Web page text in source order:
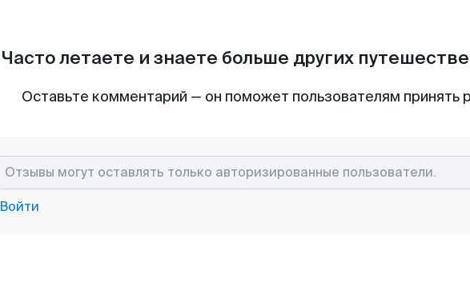
Часто летаете и знаете больше других
Оставьте комментарий — он поможет пользователям принять
Войти